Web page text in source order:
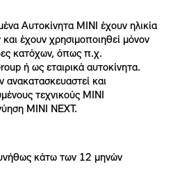
Αυτοκίνητα MINI έχουν ηλικία
έχουν χρησιμοποιηθεί μόνον
κατόχων, όπως π.χ.
ή ως εταιρικά αυτοκίνητα.
ανακατασκευαστεί και
τεχνικούς ΜΙΝΙ
MINI NEXT.
κάτω των 12 μηνών